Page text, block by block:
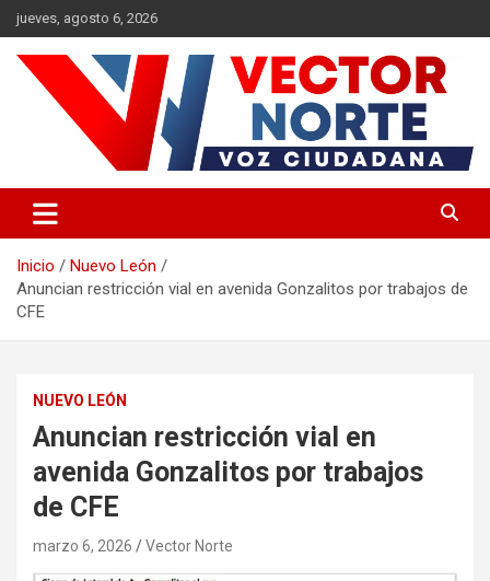
Saltar
al
contenido
jueves, agosto 6, 2026
Vector Norte
Inicio
Nuevo León
Anuncian restricción vial en avenida Gonzalitos por trabajos de
CFE
NUEVO LEÓN
Anuncian restricción vial en
avenida Gonzalitos por trabajos
de CFE
marzo 6, 2026 Vector Norte